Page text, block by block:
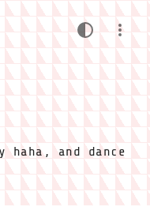
and dance